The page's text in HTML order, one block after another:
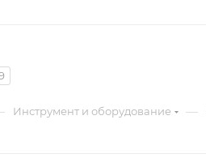
Инструмент и оборудование —